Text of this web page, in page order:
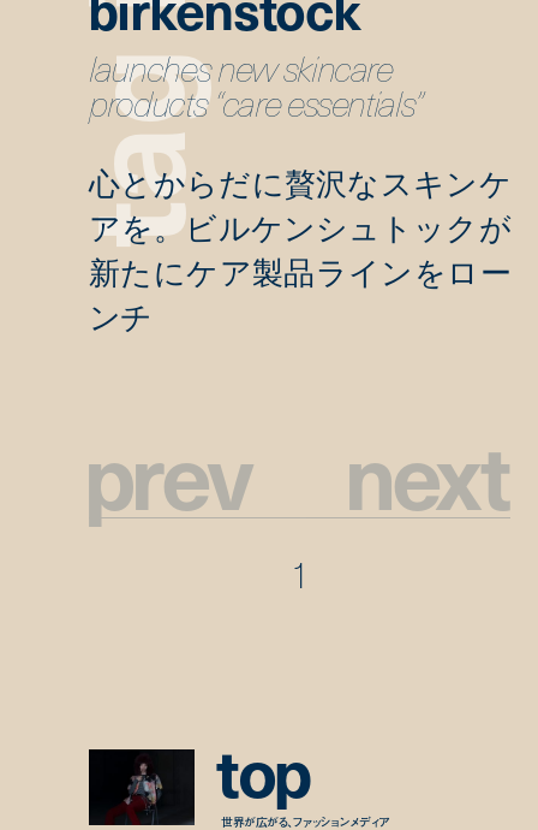
t
a
g
launches new skincare
products “care essentials”
prev next
1
top
世界が広がる、ファッションメディア